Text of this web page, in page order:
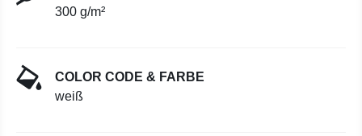
300 g/m²
COLOR CODE & FARBE
weiß